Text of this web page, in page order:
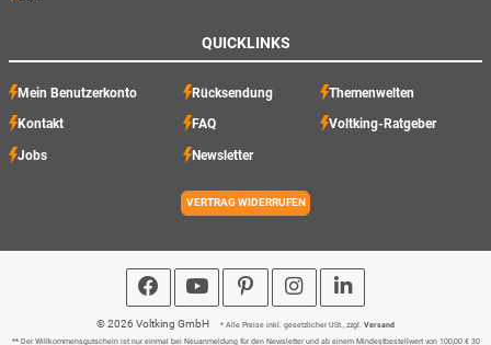
QUICKLINKS
Mein Benutzerkonto Rücksendung Themenwelten
Kontakt FAQ Voltking-Ratgeber
Jobs Newsletter
VERTRAG WIDERRUFEN
© 2026 Voltking GmbH * Alle Preise inkl. gesetzlicher USt., zzgl. Versand
** Der Willkommensgutschein ist nur einmal bei Neuanmeldung für den Newsletter und ab einem Mindestbestellwert von 100,00 € 30